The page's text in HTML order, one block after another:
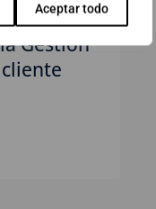
Aceptar todo
con
Gestión